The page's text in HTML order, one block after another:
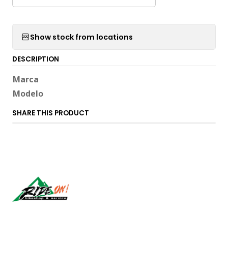
Show stock from locations
DESCRIPTION
Marca
Modelo
SHARE THIS PRODUCT